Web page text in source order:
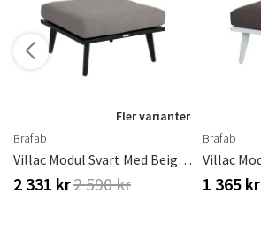
Fler varianter
Brafab
Villac Modul Svart Med Beige Dyna
2 331 kr2 590 kr
Brafab
1 365 kr